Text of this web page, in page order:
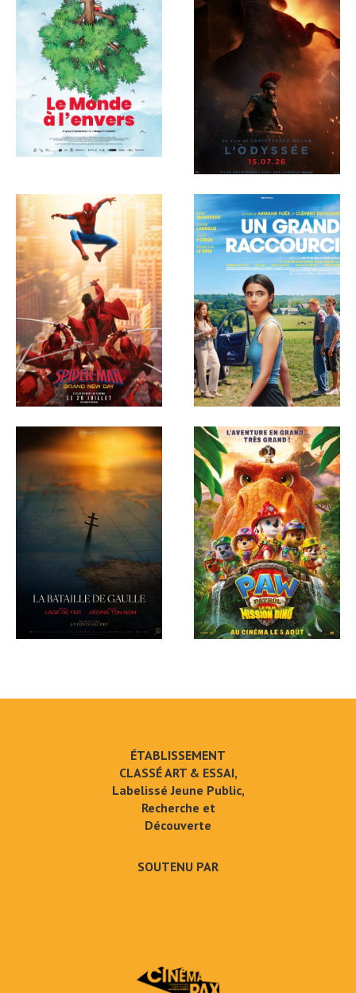
ÉTABLISSEMENT
CLASSÉ ART & ESSAI,
Labelissé Jeune Public,
Recherche et
Découverte
SOUTENU PAR